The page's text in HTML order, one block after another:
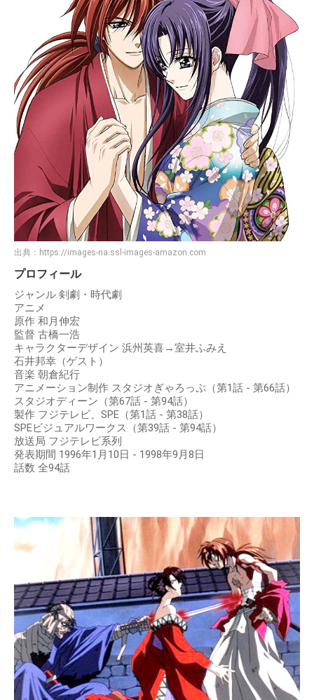
出典： https://images-na.ssl-images-amazon.com
プロフィール
ジャンル 剣劇・時代劇
アニメ
原作 和月伸宏
監督 古橋一浩
キャラクターデザイン 浜州英喜→室井ふみえ
石井邦幸（ゲスト）
音楽 朝倉紀行
アニメーション制作 スタジオぎゃろっぷ（第1話 - 第66話）
スタジオディーン（第67話 - 第94話）
製作 フジテレビ、SPE（第1話 - 第38話）
SPEビジュアルワークス（第39話 - 第94話）
放送局 フジテレビ系列
発表期間 1996年1月10日 - 1998年9月8日
話数 全94話